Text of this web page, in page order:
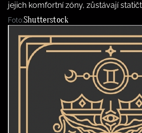
jejich komfortní zóny, zůstávají
Foto:Shutterstock